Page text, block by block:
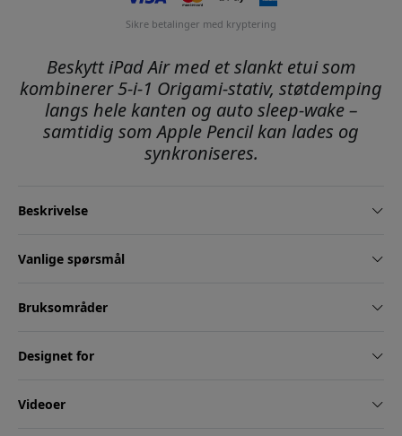
Sikre betalinger med kryptering
Beskytt iPad Air med et slankt etui som
kombinerer 5-i-1 Origami-stativ, støtdemping
langs hele kanten og auto sleep-wake –
samtidig som Apple Pencil kan lades og
synkroniseres.
Beskrivelse
Vanlige spørsmål
Bruksområder
Designet for
Videoer